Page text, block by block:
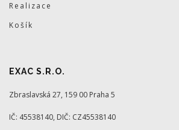
Realizace
Košík
EXAC S.R.O.
Zbraslavská 27, 159 00 Praha 5
IČ: 45538140, DIČ: CZ45538140